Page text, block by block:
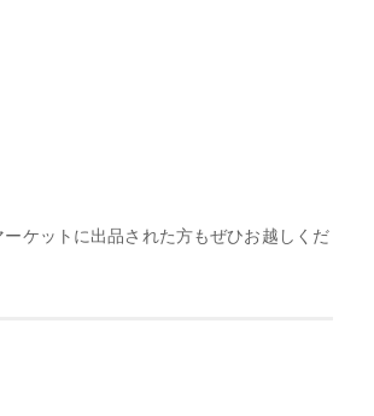
ケットに出品された方もぜひお越しくだ